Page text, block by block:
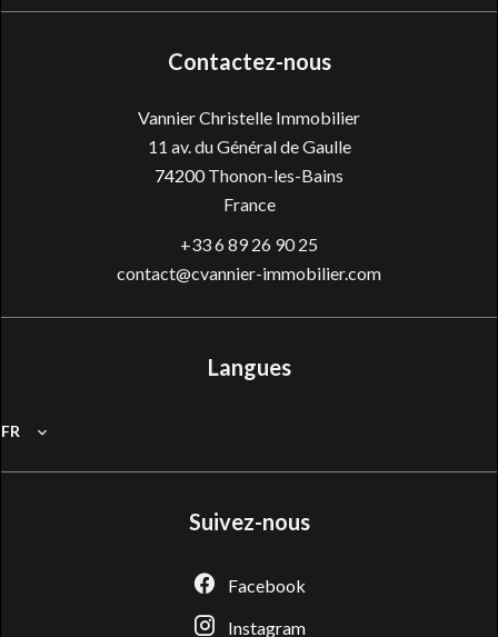
Contactez-nous
Vannier Christelle Immobilier
11 av. du Général de Gaulle
74200Thonon-les-Bains
France
+33 6 89 26 90 25
contact@cvannier-immobilier.com
Langues
FR
Suivez-nous
Facebook
Instagram